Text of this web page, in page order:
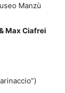
Manzù
Max Ciafrei